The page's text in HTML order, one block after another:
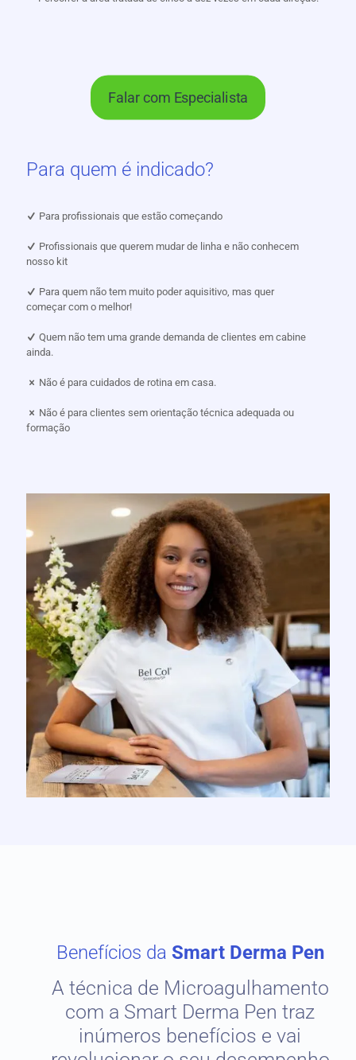
Falar com Especialista
Para quem é indicado?
Para profissionais que estão começando
Profissionais que querem mudar de linha e não conhecem
nosso kit
Para quem não tem muito poder aquisitivo, mas quer
começar com o melhor!
Quem não tem uma grande demanda de clientes em cabine
ainda.
Não é para cuidados de rotina em casa.
Não é para clientes sem orientação técnica adequada ou
formação
Benefícios da Smart Derma Pen
A técnica de Microagulhamento
com a Smart Derma Pen traz
inúmeros benefícios e vai